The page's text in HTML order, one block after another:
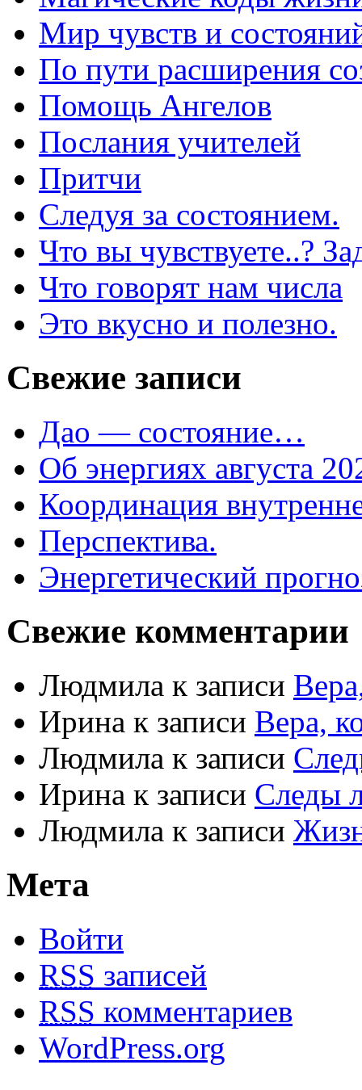
Мир чувств и
По пути расширения
Помощь Ангелов
Послания учителей
Притчи
Следуя за состоянием.
Что вы чувствуете..?
Что говорят нам числа
Это вкусно и полезно.
Свежие записи
Дао — состояние…
Об энергиях августа
Координация
Перспектива.
Энергетический
Свежие комментарии
Людмила к записи
Ирина к записи Вера,
Людмила к записи
Ирина к записи Следы
Людмила к записи
Мета
Войти
RSS записей
RSS комментариев
WordPress.org